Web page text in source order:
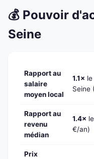
💰 Pouvoir
Seine
Rapport au
salaire
moyen local
1.1×
Seine
Rapport au
revenu
médian
1.4×
€/an)
Prix